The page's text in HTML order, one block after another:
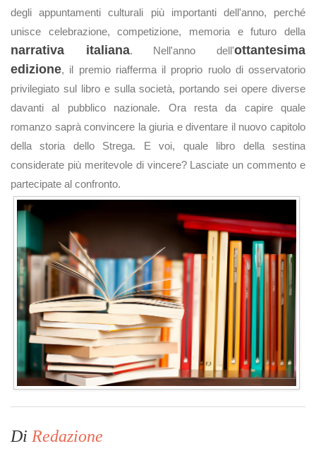
degli appuntamenti culturali più importanti dell'anno, perché
unisce celebrazione, competizione, memoria e futuro della
narrativa italiana. Nell'anno dell'ottantesima
edizione, il premio riafferma il proprio ruolo di osservatorio
privilegiato sul libro e sulla società, portando sei opere diverse
davanti al pubblico nazionale. Ora resta da capire quale
romanzo saprà convincere la giuria e diventare il nuovo capitolo
della storia dello Strega. E voi, quale libro della sestina
considerate più meritevole di vincere? Lasciate un commento e
partecipate al confronto.
Di Redazione